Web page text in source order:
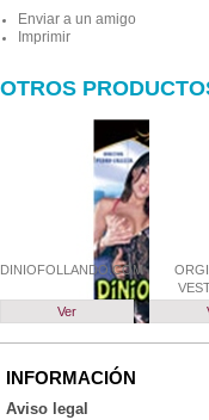
Enviar a un amigo
Imprimir
OTROS
DINIOFOLLANDO.COM
Ver
INFORMACIÓN
Aviso legal